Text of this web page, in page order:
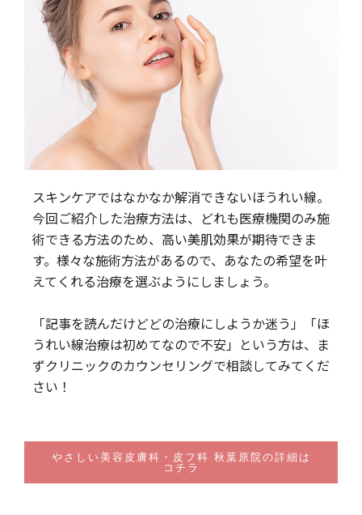
スキンケアではなかなか解消できないほうれい線。
今回ご紹介した治療方法は、どれも医療機関のみ施
術できる方法のため、高い美肌効果が期待できま
す。様々な施術方法があるので、あなたの希望を叶
えてくれる治療を選ぶようにしましょう。
「記事を読んだけどどの治療にしようか迷う」「ほ
うれい線治療は初めてなので不安」という方は、ま
ずクリニックのカウンセリングで相談してみてくだ
さい！
やさしい美容皮膚科・皮フ科 秋葉原院の詳細は
コチラ